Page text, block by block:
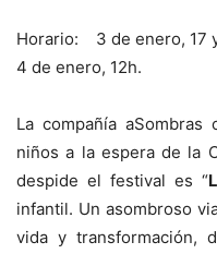
Horario: 3 de enero, 17
4 de enero, 12h.
La compañía
niños a la espera de la
despide el festival es “
infantil. Un asombroso
vida y transformación,